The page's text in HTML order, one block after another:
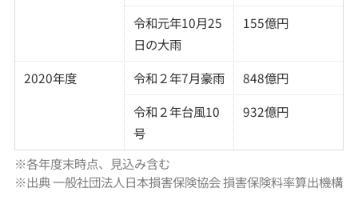
令和元年10月25
日の大雨
155億円
2020年度 令和２年7月豪雨
848億円
令和２年台風10
号
932億円
※各年度末時点、見込み含む
※出典 一般社団法人日本損害保険協会 損害保険料率算出機構